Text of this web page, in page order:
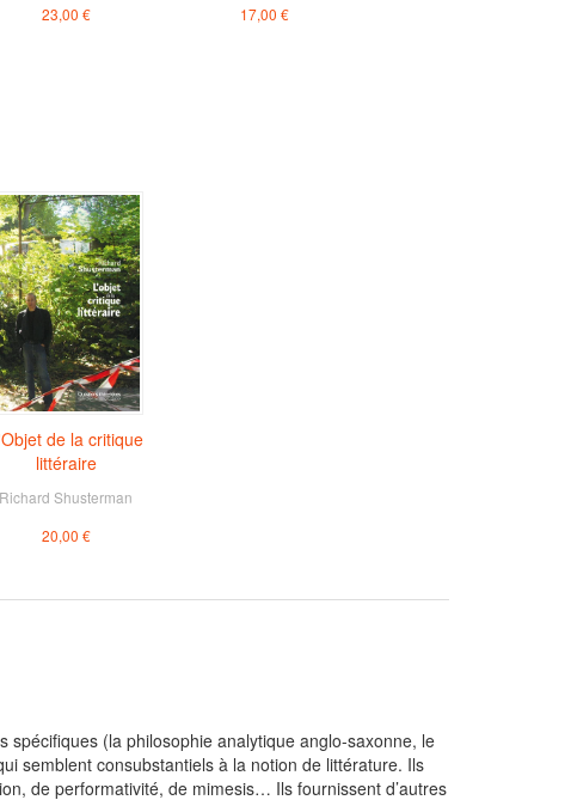
23,00 €
17,00 €
de la critique
littéraire
Richard Shusterman
20,00 €
(la philosophie analytique anglo-saxonne, le
semblent consubstantiels à la notion de littérature. Ils
de performativité, de mimesis… Ils fournissent d’autres